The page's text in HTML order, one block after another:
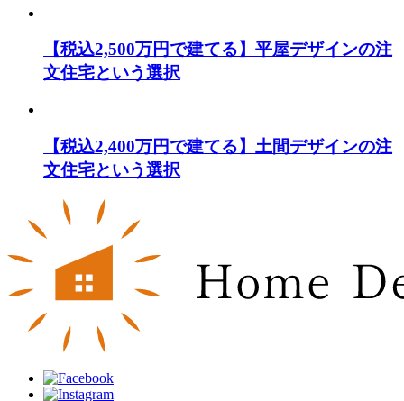
【税込2,500万円で建てる】平屋デザインの注
文住宅という選択
【税込2,400万円で建てる】土間デザインの注
文住宅という選択